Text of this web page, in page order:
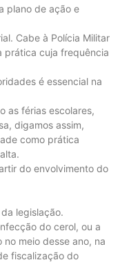
plano de ação e
Cabe à Polícia Militar
prática cuja frequência
é essencial na
as férias escolares,
digamos assim,
como prática
do envolvimento do
legislação.
do cerol, ou a
meio desse ano, na
fiscalização do